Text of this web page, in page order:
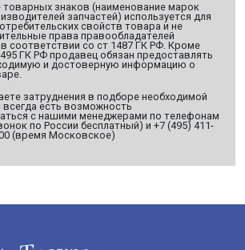
товарных знаков (наименование марок
запчастей) используется для
свойств товара и не
права правообладателей
соответствии со ст 1487 ГК РФ. Кроме
ГК РФ продавец обязан предоставлять
и достоверную информацию о
затруднения в подборе необходимой
всегда есть возможность
с нашими менеджерами по телефонам
по России бесплатный) и +7 (495) 411-
(время Московское)